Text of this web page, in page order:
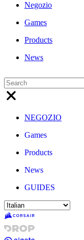
Negozio
Games
Products
News
NEGOZIO
Games
Products
News
GUIDES